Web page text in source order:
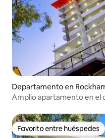
Departamento en
Amplio apartamento en el
Favorito entre huéspedes
Favorito entre huéspedes